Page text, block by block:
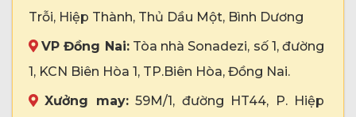
Trỗi, Hiệp Thành, Thủ Dầu Một, Bình Dương
VP Đồng Nai:Tòa nhà Sonadezi, số 1, đường
1, KCN Biên Hòa 1, TP.Biên Hòa, Đồng Nai.
Xưởng may:59M/1, đường HT44, P. Hiệp